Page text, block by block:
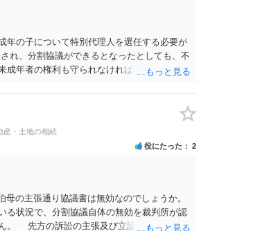
年の子について特別代理人を選任する必要が
れ、分割協議ができるとなったとしても、不
成年者の権利も守られなければならないから
法定相続分以上に多くの遺産を取得すること
産・土地の相続
役にたった 2
の主張通り協議書は無効なのでしょうか。
状況で、分割協議自体の無効を裁判所が認
。 先方の訴訟の主張及び立証次第ですが、